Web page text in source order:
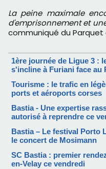
La peine maximale
d'emprisonnement et
communiqué du Parquet
1ère journée de Ligue 3 :
s'incline à Furiani face au
Tourisme : le trafic en
ports et aéroports corses
Bastia - Une expertise
autorisé à reprendre ce
Bastia – Le festival Porto
le concert de Mosimann
SC Bastia : premier
en-Velay ce vendredi